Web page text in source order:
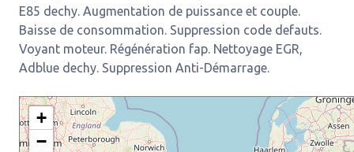
E85 dechy. Augmentation de puissance et couple.
Baisse de consommation. Suppression code defauts.
Voyant moteur. Régénération fap. Nettoyage EGR,
Adblue dechy. Suppression Anti-Démarrage.
+
−